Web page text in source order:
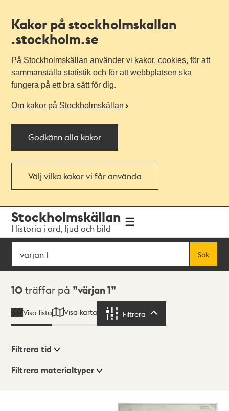
Kakor på stockholmskallan
.stockholm.se
På Stockholmskällan använder vi kakor, cookies, för att
sammanställa statistik och för att webbplatsen ska
fungera på ett bra sätt för dig.
Om kakor på Stockholmskällan
Godkänn alla kakor
Välj vilka kakor vi får använda
navigationen
huvudinnehållet
Stockholmskällan
Historia i ord, ljud och bild
Sök
Sök
Sökresultat
10 träffar på värjan 1
Visa lista Visa karta Filtrera
Visningsläge
Filtrera tid
Filtrera materialtyper